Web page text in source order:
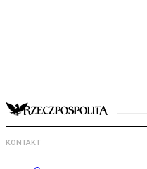
KONTAKT